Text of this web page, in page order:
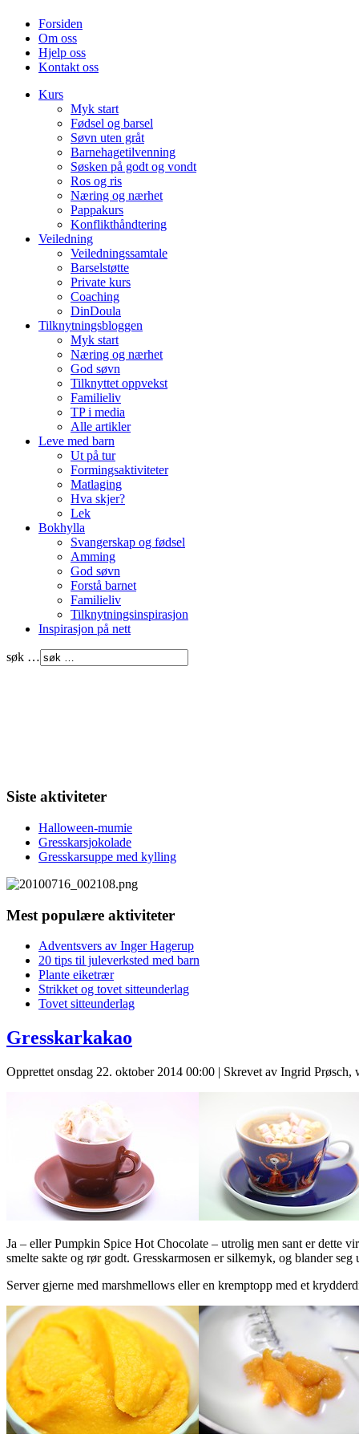
Forsiden
Om oss
Hjelp oss
Kontakt oss
Kurs
Myk start
Fødsel og barsel
Søvn uten gråt
Barnehagetilvenning
Søsken på godt og vondt
Ros og ris
Næring og nærhet
Pappakurs
Konflikthåndtering
Veiledning
Veiledningssamtale
Barselstøtte
Private kurs
Coaching
DinDoula
Tilknytningsbloggen
Myk start
Næring og nærhet
God søvn
Tilknyttet oppvekst
Familieliv
TP i media
Alle artikler
Leve med barn
Ut på tur
Formingsaktiviteter
Matlaging
Hva skjer?
Lek
Bokhylla
Svangerskap og fødsel
Amming
God søvn
Forstå barnet
Familieliv
Tilknytningsinspirasjon
Inspirasjon på nett
søk …
Siste aktiviteter
Halloween-mumie
Gresskarsjokolade
Gresskarsuppe med kylling
Mest populære aktiviteter
Adventsvers av Inger Hagerup
20 tips til juleverksted med barn
Plante eiketrær
Strikket og tovet sitteunderlag
Tovet sitteunderlag
Gresskarkakao
Opprettet onsdag 22. oktober 2014 00:00 | Skrevet av Ingrid Prøsch,
Ja – eller Pumpkin Spice Hot Chocolate – utrolig men sant er dette
smelte sakte og rør godt. Gresskarmosen er silkemyk, og blander seg
Server gjerne med marshmellows eller en kremptopp med et